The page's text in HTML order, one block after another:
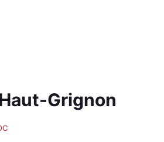
Grignon